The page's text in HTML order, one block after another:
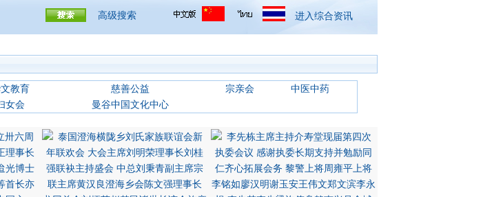
高级搜索 进入综合资讯
教育 慈善公益 宗亲会
中医中药
女会 曼谷中国文化中心